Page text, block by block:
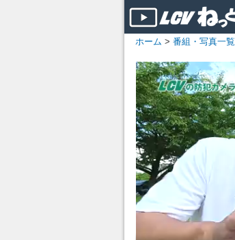
ホーム > 番組・写真一覧